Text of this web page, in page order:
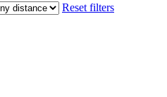
Reset filters